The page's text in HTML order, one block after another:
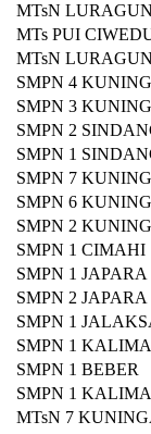
MTsN
MTs PUI
MTsN
SMPN 4
SMPN 3
SMPN 2
SMPN 1
SMPN 7
SMPN 6
SMPN 2
SMPN 1 CIMAHI
SMPN 1 JAPARA
SMPN 2 JAPARA
SMPN 1
SMPN 1
SMPN 1 BEBER
SMPN 1
MTsN 7